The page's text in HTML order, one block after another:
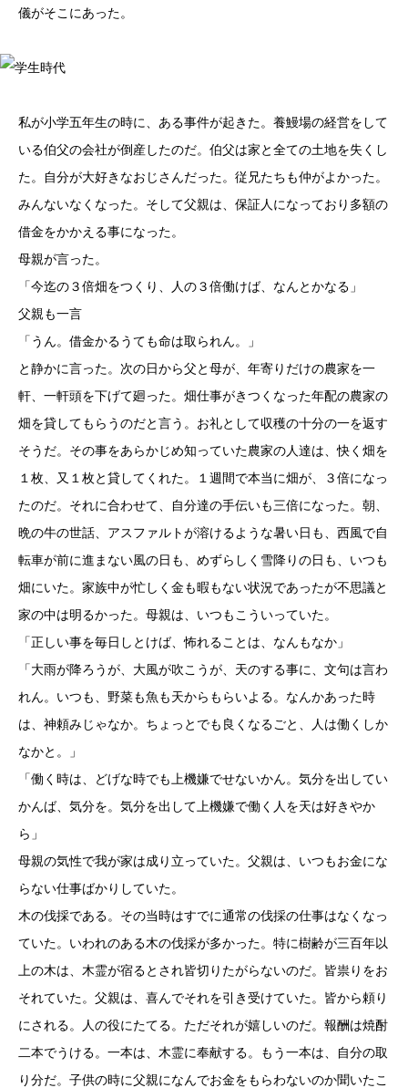
儀がそこにあった。
私が小学五年生の時に、ある事件が起きた。養鰻場の経営をして
いる伯父の会社が倒産したのだ。伯父は家と全ての土地を失くし
た。自分が大好きなおじさんだった。従兄たちも仲がよかった。
みんないなくなった。そして父親は、保証人になっており多額の
借金をかかえる事になった。
母親が言った。
「今迄の３倍畑をつくり、人の３倍働けば、なんとかなる」
父親も一言
「うん。借金かるうても命は取られん。」
と静かに言った。次の日から父と母が、年寄りだけの農家を一
軒、一軒頭を下げて廻った。畑仕事がきつくなった年配の農家の
畑を貸してもらうのだと言う。お礼として収穫の十分の一を返す
そうだ。その事をあらかじめ知っていた農家の人達は、快く畑を
１枚、又１枚と貸してくれた。１週間で本当に畑が、３倍になっ
たのだ。それに合わせて、自分達の手伝いも三倍になった。朝、
晩の牛の世話、アスファルトが溶けるような暑い日も、西風で自
転車が前に進まない風の日も、めずらしく雪降りの日も、いつも
畑にいた。家族中が忙しく金も暇もない状況であったが不思議と
家の中は明るかった。母親は、いつもこういっていた。
「正しい事を毎日しとけば、怖れることは、なんもなか」
「大雨が降ろうが、大風が吹こうが、天のする事に、文句は言わ
れん。いつも、野菜も魚も天からもらいよる。なんかあった時
は、神頼みじゃなか。ちょっとでも良くなるごと、人は働くしか
なかと。」
「働く時は、どげな時でも上機嫌でせないかん。気分を出してい
かんば、気分を。気分を出して上機嫌で働く人を天は好きやか
ら」
母親の気性で我が家は成り立っていた。父親は、いつもお金にな
らない仕事ばかりしていた。
木の伐採である。その当時はすでに通常の伐採の仕事はなくなっ
ていた。いわれのある木の伐採が多かった。特に樹齢が三百年以
上の木は、木霊が宿るとされ皆切りたがらないのだ。皆祟りをお
それていた。父親は、喜んでそれを引き受けていた。皆から頼り
にされる。人の役にたてる。ただそれが嬉しいのだ。報酬は焼酎
二本でうける。一本は、木霊に奉献する。もう一本は、自分の取
り分だ。子供の時に父親になんでお金をもらわないのか聞いたこ